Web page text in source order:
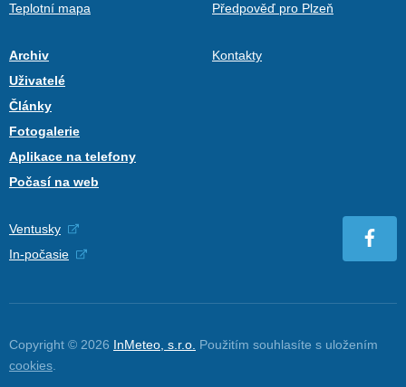
Teplotní mapa
Předpověď pro Plzeň
Archiv
Uživatelé
Články
Fotogalerie
Aplikace na telefony
Počasí na web
Kontakty
Ventusky
In-počasie
Copyright © 2026 InMeteo, s.r.o. Použitím souhlasíte s uložením
cookies